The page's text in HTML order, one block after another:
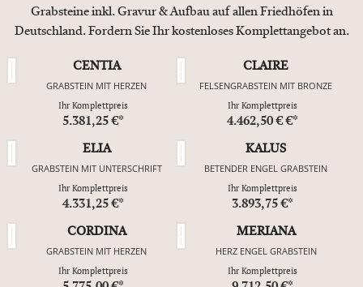
Grabsteine inkl. Gravur & Aufbau auf allen Friedhöfen in
Deutschland. Fordern Sie Ihr kostenloses Komplettangebot an.
CENTIA
GRABSTEIN MIT HERZEN
Ihr Komplettpreis
5.381,25 €*
CLAIRE
FELSENGRABSTEIN MIT BRONZE
Ihr Komplettpreis
4.462,50 € €*
ELIA
GRABSTEIN MIT UNTERSCHRIFT
Ihr Komplettpreis
4.331,25 €*
KALUS
BETENDER ENGEL GRABSTEIN
Ihr Komplettpreis
3.893,75 €*
CORDINA
GRABSTEIN MIT HERZEN
Ihr Komplettpreis
MERIANA
HERZ ENGEL GRABSTEIN
Ihr Komplettpreis